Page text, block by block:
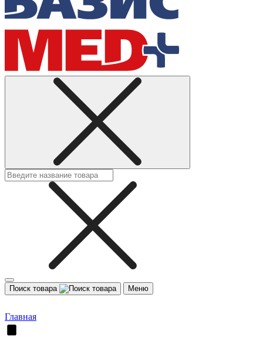
Поиск товара Меню
Главная